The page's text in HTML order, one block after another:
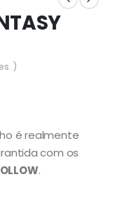
)
é realmente
com os
.